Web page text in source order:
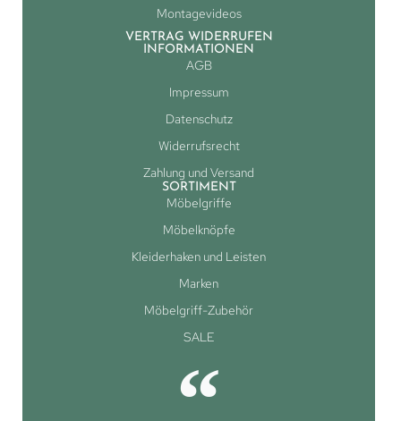
Montagevideos
VERTRAG WIDERRUFEN
INFORMATIONEN
AGB
Impressum
Datenschutz
Widerrufsrecht
Zahlung und Versand
SORTIMENT
Möbelgriffe
Möbelknöpfe
Kleiderhaken und Leisten
Marken
Möbelgriff-Zubehör
SALE